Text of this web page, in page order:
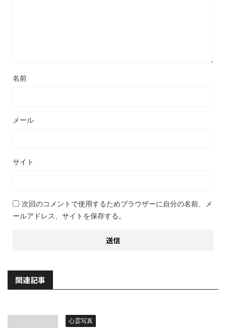
名前
メール
サイト
次回のコメントで使用するためブラウザーに自分の名前、メ
ールアドレス、サイトを保存する。
関連記事
心霊写真